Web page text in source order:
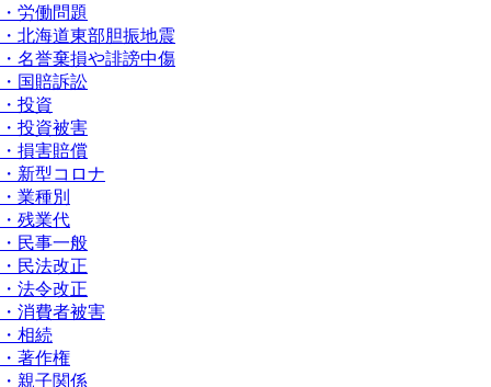
・労働問題
・北海道東部胆振地震
・名誉棄損や誹謗中傷
・国賠訴訟
・投資
・投資被害
・損害賠償
・新型コロナ
・業種別
・残業代
・民事一般
・民法改正
・法令改正
・消費者被害
・相続
・著作権
・親子関係